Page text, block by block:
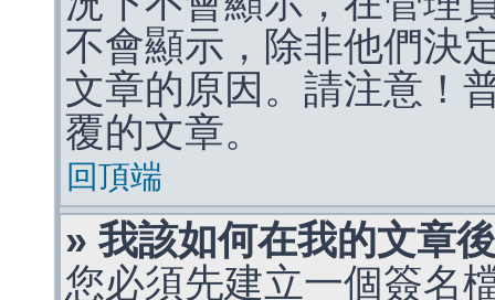
不會顯示，除非他們決
文章的原因。請注意！
覆的文章。
回頂端
» 我該如何在我的文章
您必須先建立一個簽名